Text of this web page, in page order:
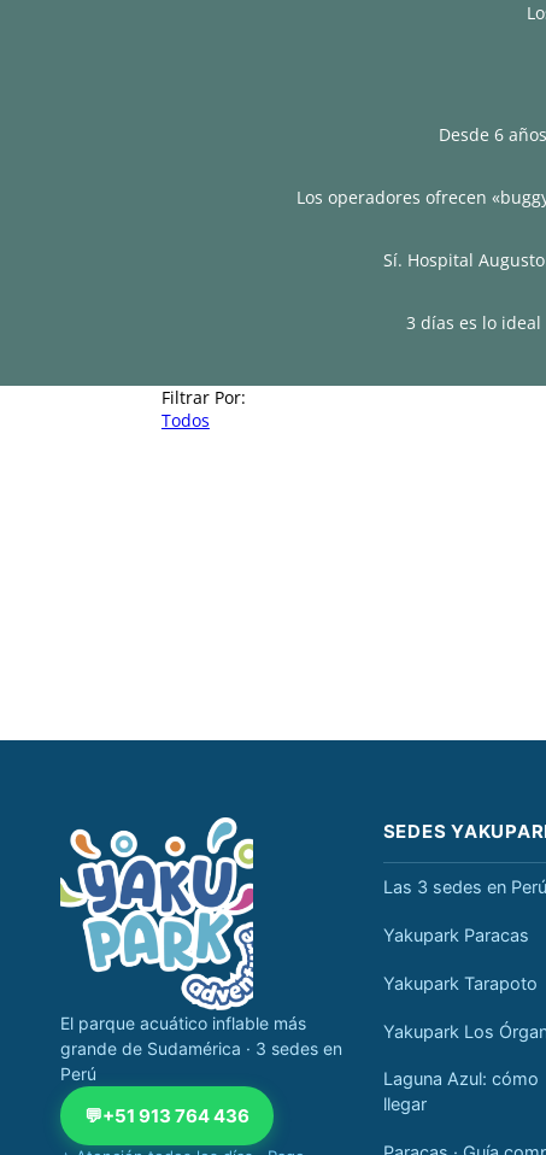
Desde 6
Los operadores ofrecen
Sí. Hospital
3 días es lo
Filtrar Por:
Todos
Navegación completa Yakupark
El parque acuático inflable más
grande de Sudamérica · 3 sedes en
Perú
💬+51 913 764 436
SEDES
Las 3 sedes en Perú
Yakupark Paracas
Yakupark Tarapoto
Yakupark Los
Laguna Azul: cómo
llegar